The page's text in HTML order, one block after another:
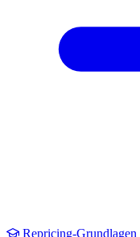
Repricing-Grundlagen